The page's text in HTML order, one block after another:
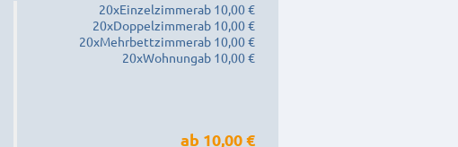
20xEinzelzimmerab 10,00 €
20xDoppelzimmerab 10,00 €
20xMehrbettzimmerab 10,00 €
20xWohnungab 10,00 €
ab 10,00 €